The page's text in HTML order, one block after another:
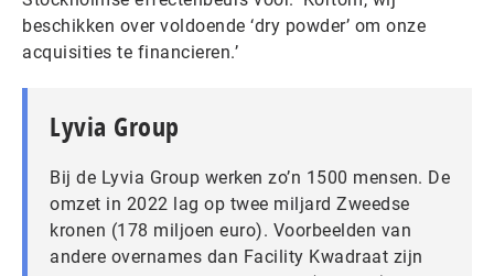
beschikken over voldoende ‘dry powder’ om onze
acquisities te financieren.’
Lyvia Group
Bij de Lyvia Group werken zo’n 1500 mensen. De
omzet in 2022 lag op twee miljard Zweedse
kronen (178 miljoen euro). Voorbeelden van
andere overnames dan Facility Kwadraat zijn